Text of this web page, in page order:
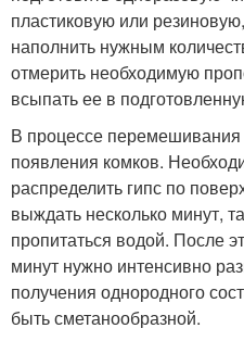
пластиковую или
наполнить нужным
отмерить необходимую
всыпать ее в
В процессе перемешивания
появления комков.
распределить гипс по
выждать несколько минут,
пропитаться водой. После
минут нужно интенсивно
получения однородного
быть сметанообразной.